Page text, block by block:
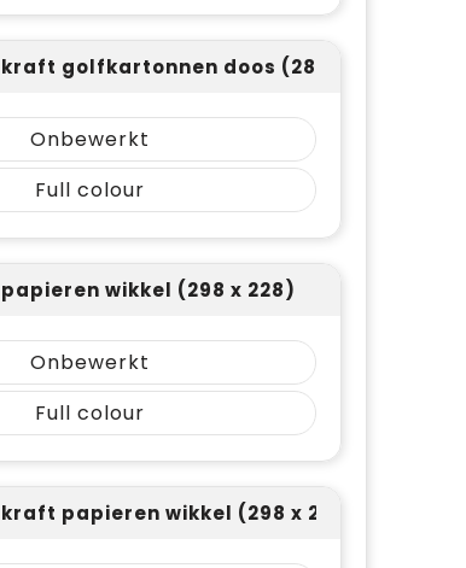
golfkartonnen doos (283 x 362)
Onbewerkt
Full colour
wikkel (298 x 228)
Onbewerkt
Full colour
papieren wikkel (298 x 228)